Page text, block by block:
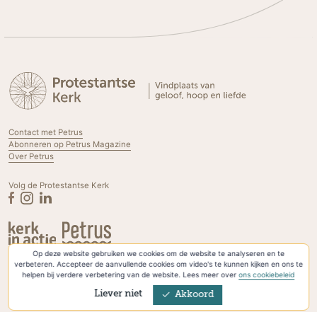
Op deze website gebruiken we cookies om de website te analyseren en te
verbeteren. Accepteer de aanvullende cookies om video's te kunnen kijken en ons te
helpen bij verdere verbetering van de website. Lees meer overons cookiebeleid
Liever niet Akkoord
Contact met Petrus
Abonneren op Petrus Magazine
Over Petrus
Volg de Protestantse Kerk
Privacyverklaring & Cookies